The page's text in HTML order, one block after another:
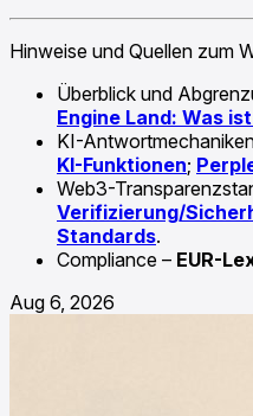
Hinweise und Quellen zum
Überblick und
Engine Land: Was ist
KI-
KI-Funktionen;
Web3-
Verifizierung/
Standards.
Compliance – EUR-
Aug 6, 2026